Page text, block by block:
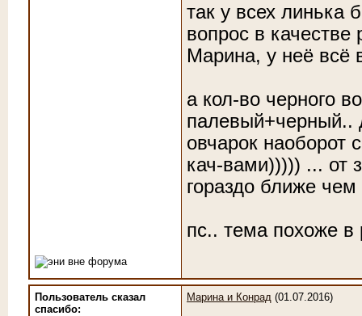
так у всех линька
вопрос в качестве
Марина, у неё всё
а кол-во черного
палевый+черный..
овчарок наоборот
кач-вами))))) ... от
гораздо ближе
пс.. тема похоже в
Пользователь сказал
cпасибо:
Марина и Конрад (01.07.2016)